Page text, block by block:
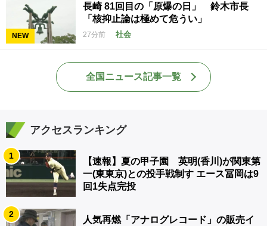
NEW
長崎 81回目の「原爆の日」 鈴木市長
「核抑止論は極めて危うい」
27分前 社会
全国ニュース記事一覧
アクセスランキング
1
【速報】夏の甲子園 英明(香川)が関東第
一(東東京)との投手戦制す エース冨岡は9
回1失点完投
2
人気再燃「アナログレコード」の販売イ